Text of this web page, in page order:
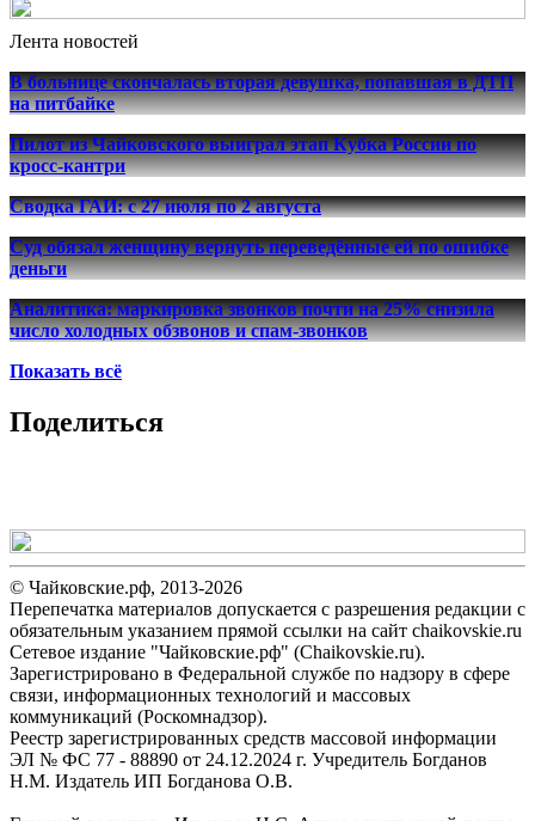
Лента новостей
В больнице скончалась вторая девушка, попавшая в ДТП
на питбайке
Пилот из Чайковского выиграл этап Кубка России по
кросс-кантри
Сводка ГАИ: с 27 июля по 2 августа
Суд обязал женщину вернуть переведённые ей по ошибке
деньги
Аналитика: маркировка звонков почти на 25% снизила
число холодных обзвонов и спам-звонков
Показать всё
Поделиться
© Чайковские.рф, 2013-2026
Перепечатка материалов допускается с разрешения редакции с
обязательным указанием прямой ссылки на сайт chaikovskie.ru
Сетевое издание "Чайковские.рф" (Chaikovskie.ru).
Зарегистрировано в Федеральной службе по надзору в сфере
связи, информационных технологий и массовых
коммуникаций (Роскомнадзор).
Реестр зарегистрированных средств массовой информации
ЭЛ № ФС 77 - 88890 от 24.12.2024 г. Учредитель Богданов
Н.М. Издатель ИП Богданова О.В.